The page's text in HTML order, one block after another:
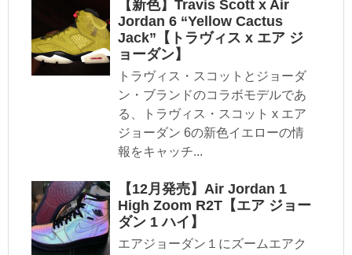
【新色】Travis Scott x Air
Jordan 6 “Yellow Cactus
Jack”【トラヴィス x エア ジ
ョーダン】
トラヴィス・スコットとジョーダ
ン・ブランドのコラボモデルであ
る、トラヴィス・スコット x エア
ジョーダン 6の新色イエローの情
報をキャッチ...
【12月発売】Air Jordan 1
High Zoom R2T【エア ジョー
ダン 1 ハイ】
エアジョーダン１にズームエアク